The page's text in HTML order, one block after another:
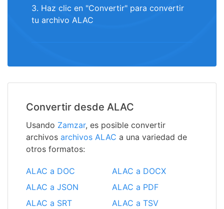
3. Haz clic en "Convertir" para convertir
tu archivo ALAC
Convertir desde ALAC
Usando Zamzar, es posible convertir
archivos archivos ALAC a una variedad de
otros formatos:
ALAC a DOC
ALAC a DOCX
ALAC a JSON
ALAC a PDF
ALAC a SRT
ALAC a TSV